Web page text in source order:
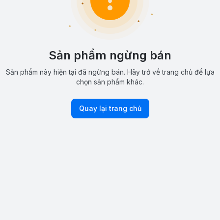
Sản phẩm ngừng bán
Sản phẩm này hiện tại đã ngừng bán. Hãy trở về trang chủ để lựa
chọn sản phẩm khác.
Quay lại trang chủ